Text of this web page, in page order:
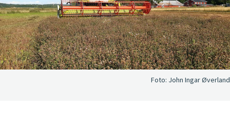
Foto: John Ingar Øverland